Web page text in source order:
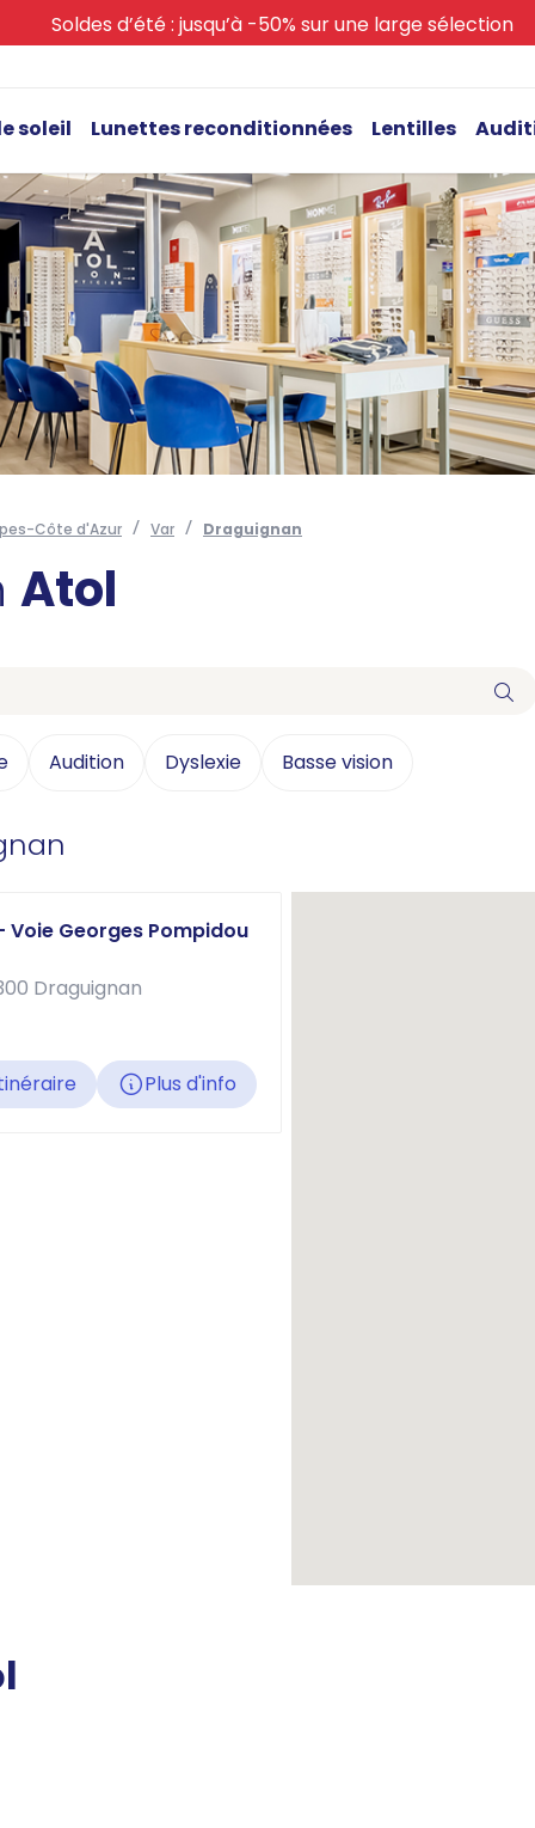
Soldes d’été : jusqu’à -50% sur une large sélection
soleil Lunettes reconditionnées Lentilles
Côte d'Azur Var Draguignan
Atol
Audition Dyslexie Basse vision
Georges Pompidou
Draguignan
Plus d'info